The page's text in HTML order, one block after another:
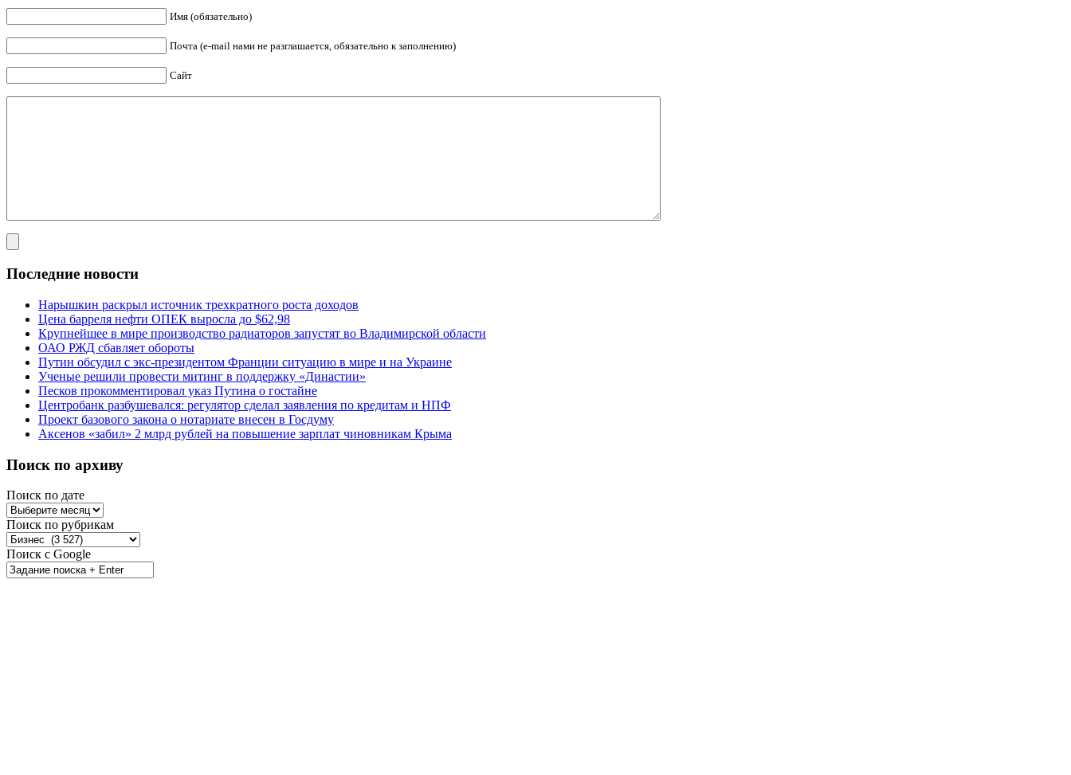
Имя (обязательно)
Почта (e-mail нами не разглашается, обязательно к заполнению)
Сайт
Последние новости
Нарышкин раскрыл источник трехкратного роста доходов
Цена барреля нефти ОПЕК выросла до $62,98
Крупнейшее в мире производство радиаторов запустят во Владимирской области
ОАО РЖД сбавляет обороты
Путин обсудил с экс-президентом Франции ситуацию в мире и на Украине
Ученые решили провести митинг в поддержку «Династии»
Песков прокомментировал указ Путина о гостайне
Центробанк разбушевался: регулятор сделал заявления по кредитам и НПФ
Проект базового закона о нотариате внесен в Госдуму
Аксенов «забил» 2 млрд рублей на повышение зарплат чиновникам Крыма
Поиск по архиву
Поиск по дате
Поиск по рубрикам
Поиск с Google